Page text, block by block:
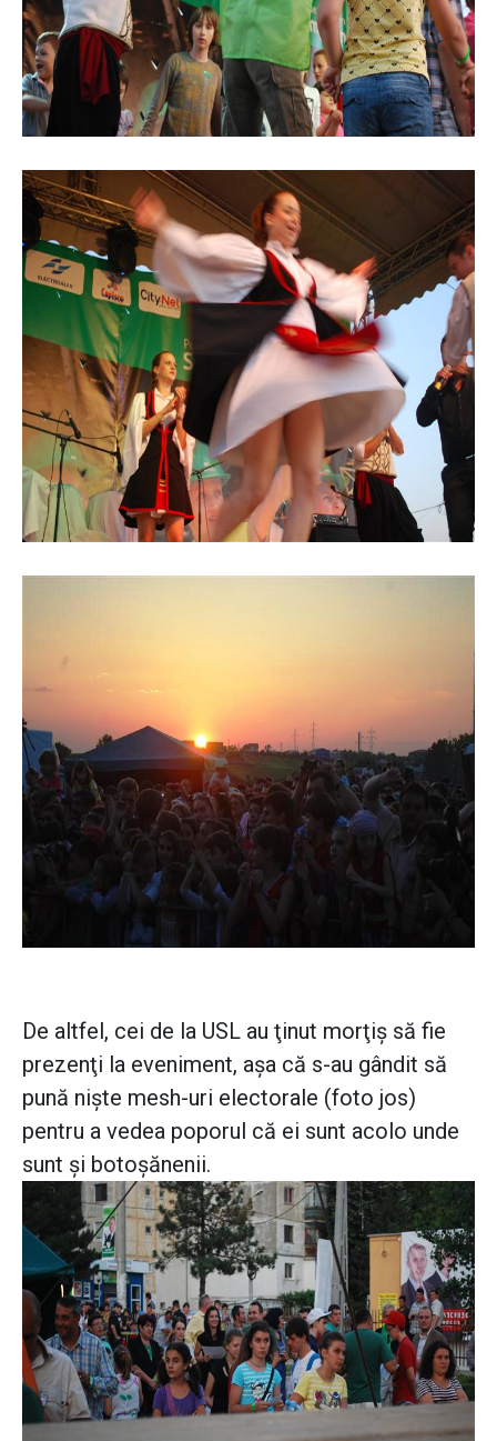
De altfel, cei de la USL au ţinut morţiş să fie
prezenţi la eveniment, aşa că s-au gândit să
pună nişte mesh-uri electorale (foto jos)
pentru a vedea poporul că ei sunt acolo unde
sunt şi botoşănenii.